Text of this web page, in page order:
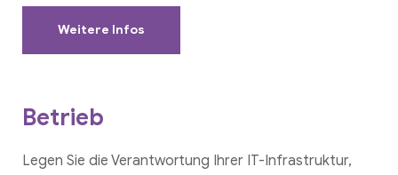
Weitere Infos
Betrieb
Legen Sie die Verantwortung Ihrer IT-Infrastruktur,